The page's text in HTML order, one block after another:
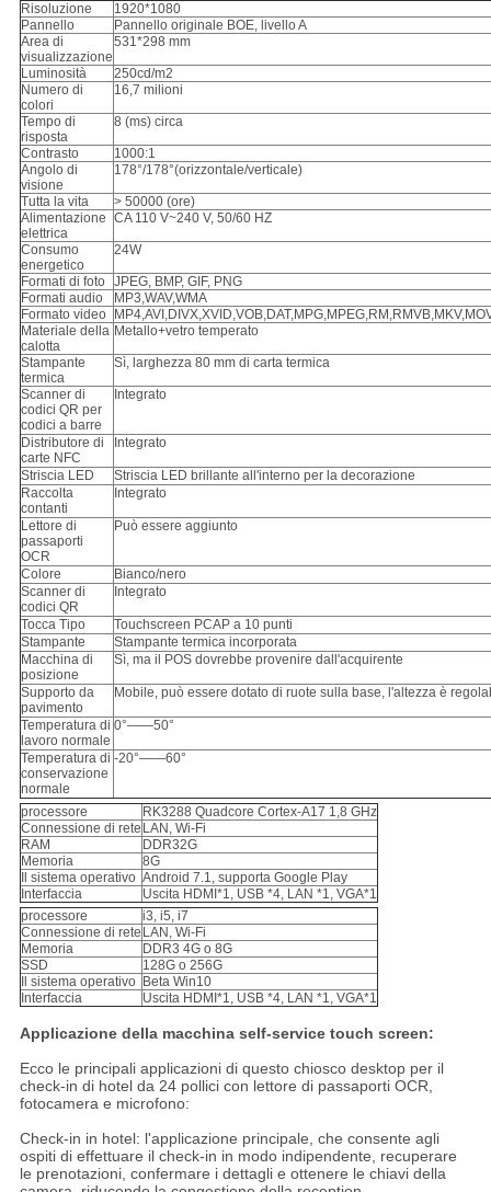
Risoluzione
1920*1080
Pannello
Pannello originale BOE, livello A
Area di
visualizzazione
531*298 mm
Luminosità
250cd/m2
Numero di
colori
16,7 milioni
Tempo di
risposta
8 (ms) circa
Contrasto
1000:1
Angolo di
visione
178°/178°(orizzontale/verticale)
Tutta la vita
> 50000 (ore)
Alimentazione
elettrica
CA 110 V~240 V, 50/60 HZ
Consumo
energetico
24W
Formati di foto JPEG, BMP, GIF, PNG
Formati audio
MP3,WAV,WMA
Formato video
Materiale della
calotta
Metallo+vetro temperato
Stampante
termica
Sì, larghezza 80 mm di carta termica
Scanner di
codici QR per
codici a barre
Integrato
Distributore di
carte NFC
Integrato
Striscia LED
Striscia LED brillante all'interno per la decorazione
Raccolta
contanti
Integrato
Lettore di
passaporti
OCR
Può essere aggiunto
Colore
Bianco/nero
Scanner di
codici QR
Integrato
Tocca Tipo
Touchscreen PCAP a 10 punti
Stampante
Stampante termica incorporata
Macchina di
posizione
Sì, ma il POS dovrebbe provenire dall'acquirente
Supporto da
pavimento
Mobile, può essere dotato di ruote sulla base, l'altezza è
Temperatura di
lavoro normale
0°——50°
Temperatura di
conservazione
normale
-20°——60°
processore
RK3288 Quadcore Cortex-A17 1,8 GHz
Connessione di rete LAN, Wi-Fi
RAM
DDR32G
Memoria
8G
Il sistema operativo Android 7.1, supporta Google Play
Interfaccia
Uscita HDMI*1, USB *4, LAN *1, VGA*1
processore
i3, i5, i7
Connessione di rete LAN, Wi-Fi
Memoria
DDR3 4G o 8G
SSD
128G o 256G
Il sistema operativo Beta Win10
Interfaccia
Uscita HDMI*1, USB *4, LAN *1, VGA*1
Applicazione della macchina self-service touch screen:
Ecco le principali applicazioni di questo chiosco desktop per il
check-in di hotel da 24 pollici con lettore di passaporti OCR,
fotocamera e microfono:
Check-in in hotel: l'applicazione principale, che consente agli
ospiti di effettuare il check-in in modo indipendente, recuperare
le prenotazioni, confermare i dettagli e ottenere le chiavi della